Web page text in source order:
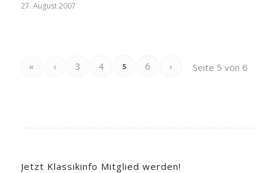
27. August 2007
Seite 5 von 6
« ‹ 3 4 5 6 ›
Jetzt Klassikinfo Mitglied werden!